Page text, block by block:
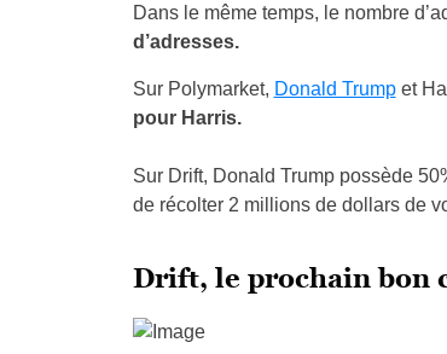
Dans le même temps, le nombre
d’adresses.
Sur Polymarket, Donald Trumpet
pour Harris.
Sur Drift, Donald Trump possède
de récolter 2 millions de dollars de
Drift, le prochain bon